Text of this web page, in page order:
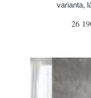
varianta,
26